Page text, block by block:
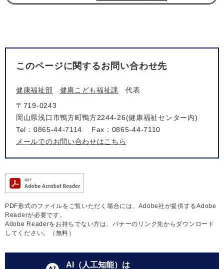
このページに関するお問い合わせ先
健康福祉部 健康こども福祉課
代表
〒719-0243
岡山県浅口市鴨方町鴨方2244-26(健康福祉センター内)
Tel：0865-44-7114
Fax：0865-44-7110
メールでのお問い合わせはこちら
PDF形式のファイルをご覧いただく場合には、Adobe社が提供するAdobe
Readerが必要です。
Adobe Readerをお持ちでない方は、バナーのリンク先からダウンロード
してください。（無料）
AI（人工知能）は